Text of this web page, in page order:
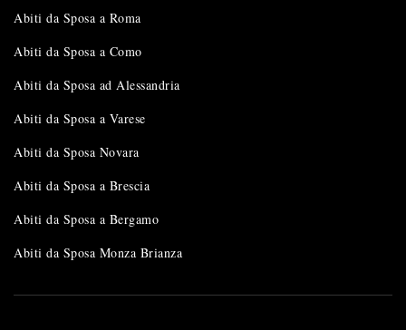
Abiti da Sposa a Roma
Abiti da Sposa a Como
Abiti da Sposa ad Alessandria
Abiti da Sposa a Varese
Abiti da Sposa Novara
Abiti da Sposa a Brescia
Abiti da Sposa a Bergamo
Abiti da Sposa Monza Brianza